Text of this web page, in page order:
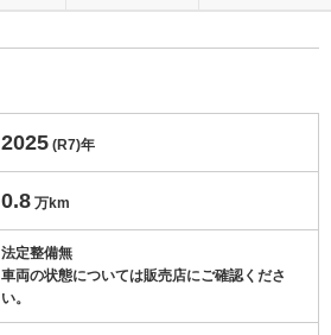
2025 (R7)年
0.8 万km
法定整備無
車両の状態については販売店にご確認くださ
い。